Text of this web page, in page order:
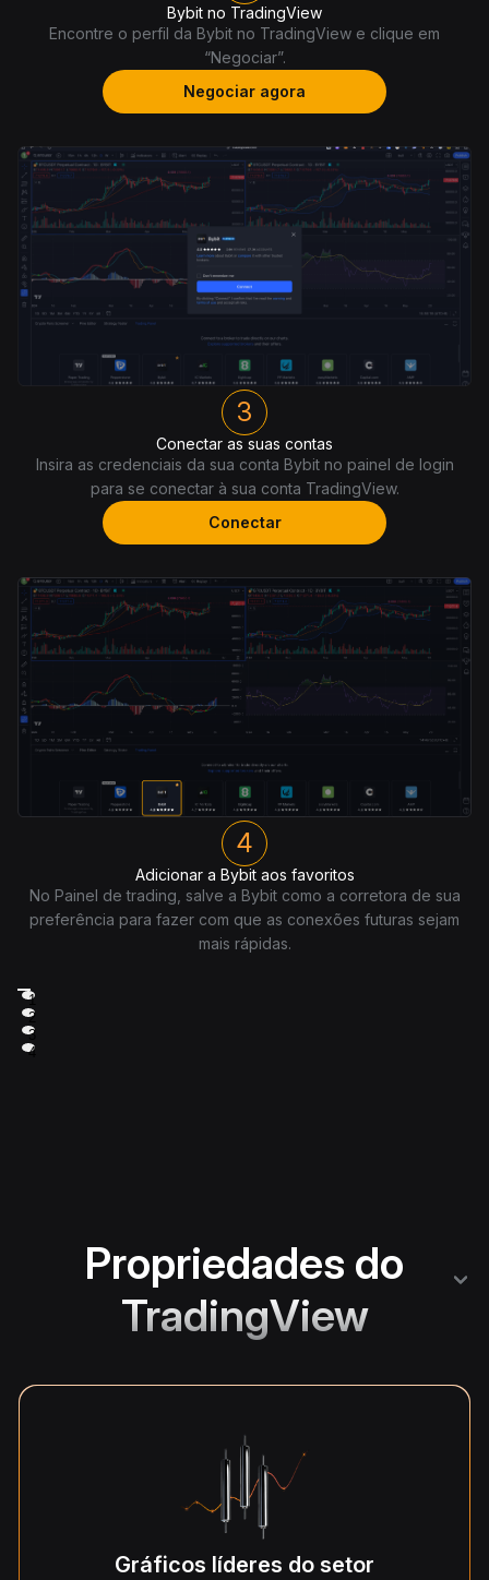
Bybit no TradingView
Encontre o perfil da Bybit no TradingView e clique em
“Negociar”.
Negociar agora
3
Conectar as suas contas
Insira as credenciais da sua conta Bybit no painel de login
para se conectar à sua conta TradingView.
Conectar
4
Adicionar a Bybit aos favoritos
No Painel de trading, salve a Bybit como a corretora de sua
preferência para fazer com que as conexões futuras sejam
mais rápidas.
1
2
3
4
Propriedades do
TradingView
Gráficos líderes do setor